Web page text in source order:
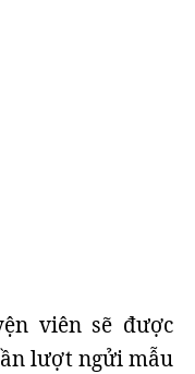
viên sẽ được
lượt ngửi mẫu